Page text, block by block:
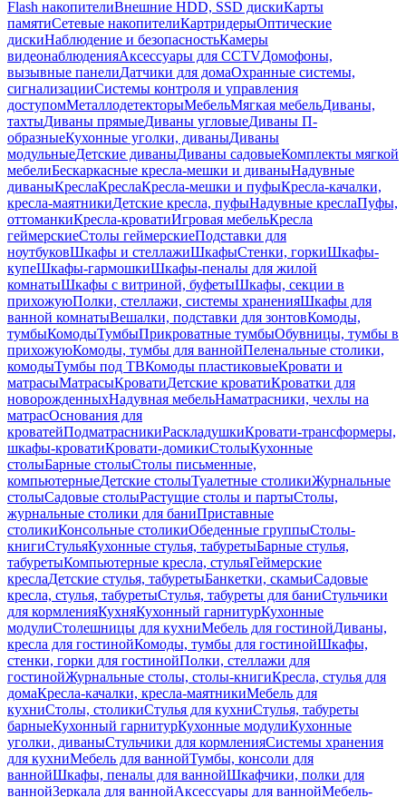
Flash накопителиВнешние HDD, SSD дискиКарты
памятиСетевые накопителиКартридерыОптические
дискиНаблюдение и безопасностьКамеры
видеонаблюденияАксессуары для CCTVДомофоны,
вызывные панелиДатчики для домаОхранные системы,
сигнализацииСистемы контроля и управления
доступомМеталлодетекторыМебельМягкая мебельДиваны,
тахтыДиваны прямыеДиваны угловыеДиваны П-
образныеКухонные уголки, диваныДиваны
модульныеДетские диваныДиваны садовыеКомплекты мягкой
мебелиБескаркасные кресла-мешки и диваныНадувные
диваныКреслаКреслаКресла-мешки и пуфыКресла-качалки,
кресла-маятникиДетские кресла, пуфыНадувные креслаПуфы,
оттоманкиКресла-кроватиИгровая мебельКресла
геймерскиеСтолы геймерскиеПодставки для
ноутбуковШкафы и стеллажиШкафыСтенки, горкиШкафы-
купеШкафы-гармошкиШкафы-пеналы для жилой
комнатыШкафы с витриной, буфетыШкафы, секции в
прихожуюПолки, стеллажи, системы храненияШкафы для
ванной комнатыВешалки, подставки для зонтовКомоды,
тумбыКомодыТумбыПрикроватные тумбыОбувницы, тумбы в
прихожуюКомоды, тумбы для ваннойПеленальные столики,
комодыТумбы под ТВКомоды пластиковыеКровати и
матрасыМатрасыКроватиДетские кроватиКроватки для
новорожденныхНадувная мебельНаматрасники, чехлы на
матрасОснования для
кроватейПодматрасникиРаскладушкиКровати-трансформеры,
шкафы-кроватиКровати-домикиСтолыКухонные
столыБарные столыСтолы письменные,
компьютерныеДетские столыТуалетные столикиЖурнальные
столыСадовые столыРастущие столы и партыСтолы,
журнальные столики для баниПриставные
столикиКонсольные столикиОбеденные группыСтолы-
книгиСтульяКухонные стулья, табуретыБарные стулья,
табуретыКомпьютерные кресла, стульяГеймерские
креслаДетские стулья, табуретыБанкетки, скамьиСадовые
кресла, стулья, табуретыСтулья, табуреты для баниСтульчики
для кормленияКухняКухонный гарнитурКухонные
модулиСтолешницы для кухниМебель для гостинойДиваны,
кресла для гостинойКомоды, тумбы для гостинойШкафы,
стенки, горки для гостинойПолки, стеллажи для
гостинойЖурнальные столы, столы-книгиКресла, стулья для
домаКресла-качалки, кресла-маятникиМебель для
кухниСтолы, столикиСтулья для кухниСтулья, табуреты
барныеКухонный гарнитурКухонные модулиКухонные
уголки, диваныСтульчики для кормленияСистемы хранения
для кухниМебель для ваннойТумбы, консоли для
ваннойШкафы, пеналы для ваннойШкафчики, полки для
ваннойЗеркала для ваннойАксессуары для ваннойМебель-